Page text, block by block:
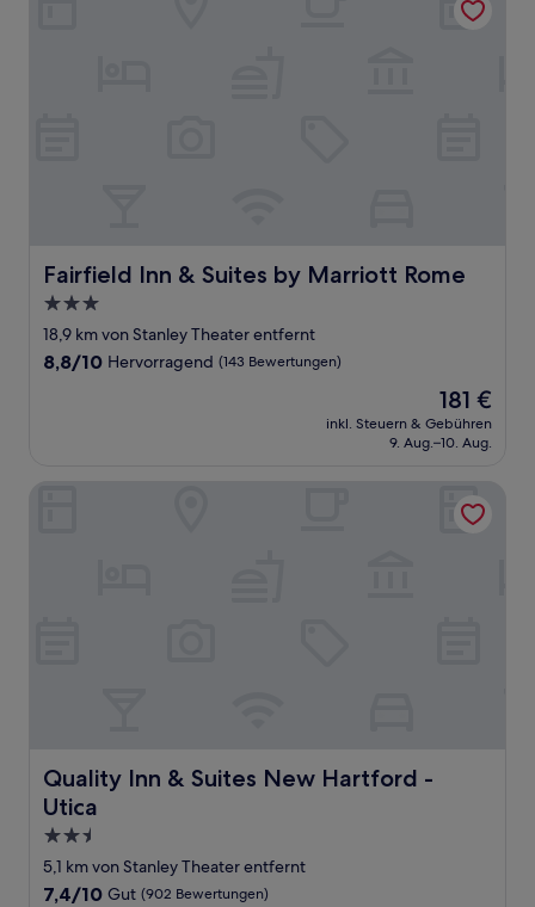
Fairfield Inn & Suites by Marriott Rome
Fairfield Inn & Suites by Marriott Rome
3.0-
Sterne-
Unterkunft
18,9 km von Stanley Theater entfernt
8.8
8,8/10 Hervorragend (143 Bewertungen)
Der
Preis
beträgt
181 €
inkl. Steuern & Gebühren
9. Aug.–10. Aug.
Quality Inn & Suites New Hartford -
Utica
Quality Inn & Suites New Hartford - Utica
2.5-
Sterne-
Unterkunft
5,1 km von Stanley Theater entfernt
7.4
7,4/10 Gut (902 Bewertungen)